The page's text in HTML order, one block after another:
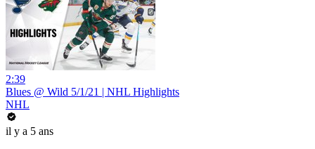
2:39
Blues @ Wild 5/1/21 | NHL Highlights
NHL
il y a 5 ans